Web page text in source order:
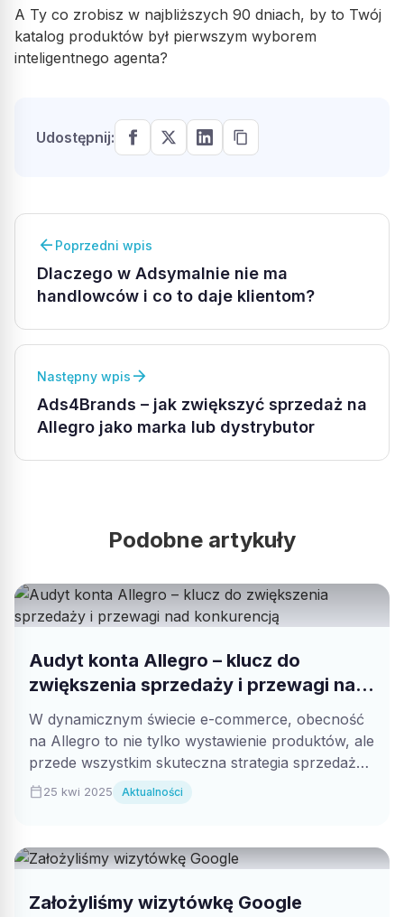
A Ty co zrobisz w najbliższych 90 dniach, by to Twój
katalog produktów był pierwszym wyborem
inteligentnego agenta?
Udostępnij:
arrow_back Poprzedni wpis
Dlaczego w Adsymalnie nie ma
handlowców i co to daje klientom?
Następny wpis arrow_forward
Ads4Brands – jak zwiększyć sprzedaż na
Allegro jako marka lub dystrybutor
Podobne artykuły
Audyt konta Allegro – klucz do
zwiększenia sprzedaży i przewagi nad
konkurencją
W dynamicznym świecie e-commerce, obecność
na Allegro to nie tylko wystawienie produktów, ale
przede wszystkim skuteczna strategia sprzedaży.
Profesjonalny audyt...
calendar_today25 kwi 2025 Aktualności
Założyliśmy wizytówkę Google